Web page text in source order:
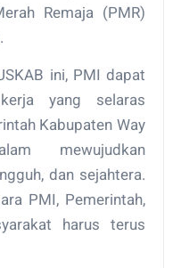
Remaja (PMR)
ini, PMI dapat
yang selaras
Kabupaten Way
mewujudkan
dan sejahtera.
PMI, Pemerintah,
harus terus